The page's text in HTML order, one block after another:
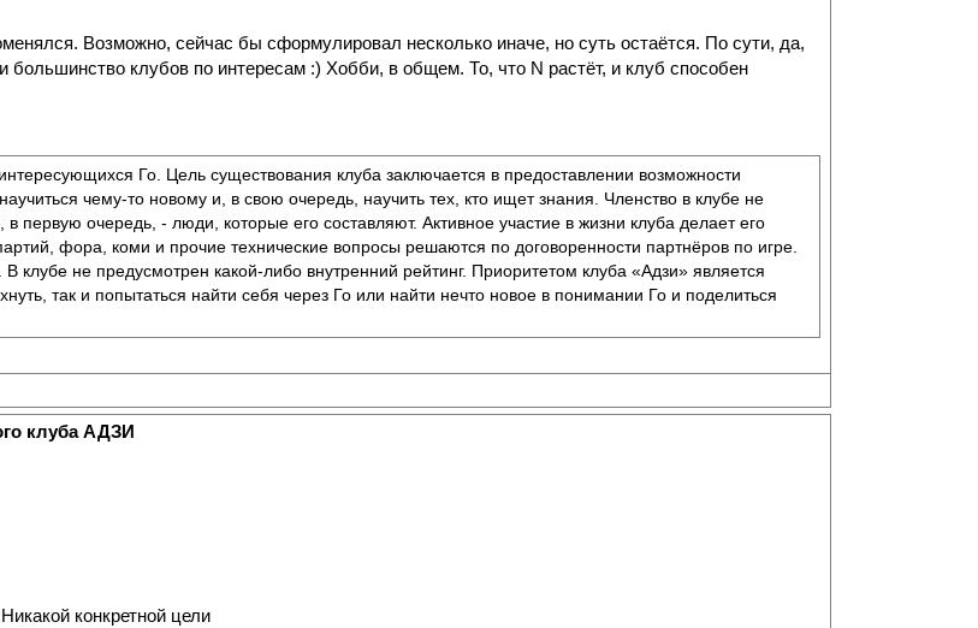
Возможно, сейчас бы сформулировал несколько иначе, но суть остаётся. По сути, да,
большинство клубов по интересам :) Хобби, в общем. То, что N растёт, и клуб способен
Го. Цель существования клуба заключается в предоставлении возможности
чему-то новому и, в свою очередь, научить тех, кто ищет знания. Членство в клубе не
первую очередь, - люди, которые его составляют. Активное участие в жизни клуба делает его
фора, коми и прочие технические вопросы решаются по договоренности партнёров по игре.
не предусмотрен какой-либо внутренний рейтинг. Приоритетом клуба «Адзи» является
так и попытаться найти себя через Го или найти нечто новое в понимании Го и поделиться
клуба АДЗИ
конкретной цели